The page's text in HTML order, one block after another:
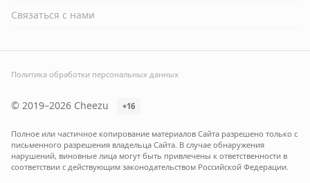
Связаться с нами
© 2019–2026 Cheezu +16
Политика обработки персональных данных
Полное или частичное копирование материалов Сайта разрешено только с
письменного разрешения владельца Сайта. В случае обнаружения
нарушений, виновные лица могут быть привлечены к ответственности в
соответствии с действующим законодательством Российской Федерации.